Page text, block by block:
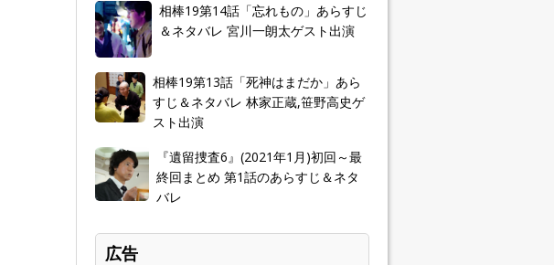
相棒19第14話「忘れもの」あらすじ
＆ネタバレ 宮川一朗太ゲスト出演
相棒19第13話「死神はまだか」あら
すじ＆ネタバレ 林家正蔵,笹野高史ゲ
スト出演
『遺留捜査6』(2021年1月)初回～最
終回まとめ 第1話のあらすじ＆ネタ
バレ
広告